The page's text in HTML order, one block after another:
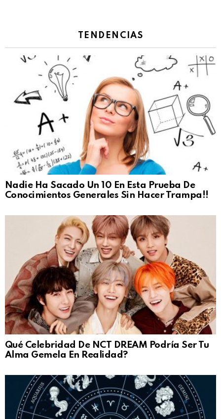
TENDENCIAS
Nadie Ha Sacado Un 10 En Esta Prueba De
Conocimientos Generales Sin Hacer Trampa!!
Qué Celebridad De NCT DREAM Podría Ser Tu
Alma Gemela En Realidad?